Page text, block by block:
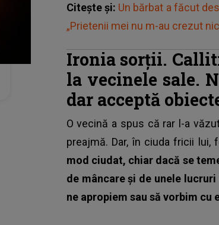
Citește și: Un bărbat a făcut
„Prietenii mei nu m-au crezut
Ironia sorții.
la vecinele sale.
dar acceptă
O vecină a spus că rar l-a
preajmă. Dar, în ciuda fricii lui,
mod ciudat, chiar dacă se
de mâncare și de unele
ne apropiem sau să vorbim cu